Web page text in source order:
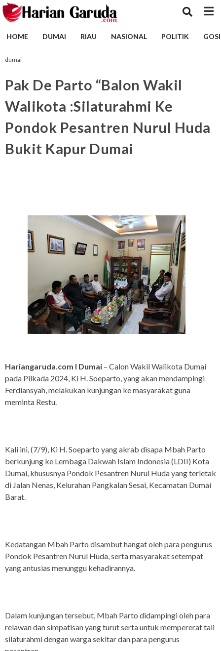
HOME DUMAI RIAU NASIONAL POLITIK
dumai
Pak De Parto “Balon Wakil
Walikota :Silaturahmi Ke
Pondok Pesantren Nurul Huda
Bukit Kapur Dumai
Hariangaruda.com I Dumai – Calon Wakil Walikota Dumai
pada Pilkada 2024, Ki H. Soeparto, yang akan mendampingi
Ferdiansyah, melakukan kunjungan ke masyarakat guna
meminta Restu.
Kali ini, (7/9), Ki H. Soeparto yang akrab disapa Mbah Parto
berkunjung ke Lembaga Dakwah Islam Indonesia (LDII) Kota
Dumai, khususnya Pondok Pesantren Nurul Huda yang terletak
di Jalan Nenas, Kelurahan Pangkalan Sesai, Kecamatan Dumai
Barat.
Kedatangan Mbah Parto disambut hangat oleh para pengurus
Pondok Pesantren Nurul Huda, serta masyarakat setempat
yang antusias menunggu kehadirannya.
Dalam kunjungan tersebut, Mbah Parto didampingi oleh para
relawan dan simpatisan yang turut serta untuk mempererat tali
silaturahmi dengan warga sekitar dan para pengurus